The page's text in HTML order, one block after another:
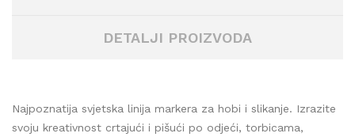
DETALJI PROIZVODA
Najpoznatija svjetska linija markera za hobi i slikanje. Izrazite
svoju kreativnost crtajući i pišući po odjeći, torbicama,